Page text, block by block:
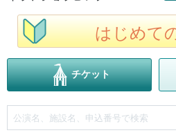
はじめて
チケット